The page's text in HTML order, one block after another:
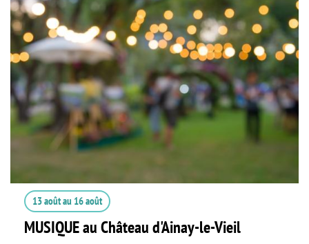
13 aoûtau 16 août
MUSIQUE au Château d'Ainay-le-Vieil